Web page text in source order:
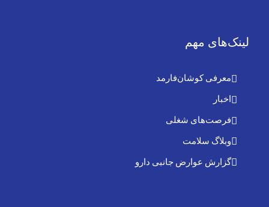
لینک‌های مهم
معرفی کوشان‌فارمد
اخبار
فرصت‌های شغلی
وبلاگ سلامت
گزارش عوارض جانبی دارو